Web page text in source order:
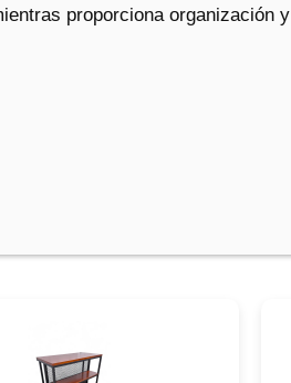
proporciona organización